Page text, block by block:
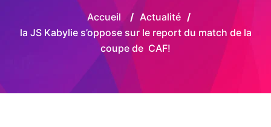
Accueil / Actualité /
la JS Kabylie s’oppose sur le report du match de la
coupe de CAF!